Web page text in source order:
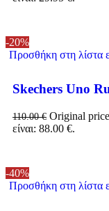
-20%
Προσθήκη στη λίστα
Skechers Uno
110.00€ Original
είναι: 88.00 €.
-40%
Προσθήκη στη λίστα